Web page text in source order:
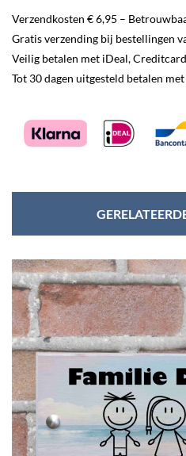
Verzendkosten € 6,95 –
Gratis verzending bij bestellingen
Veilig betalen met iDeal,
Tot 30 dagen uitgesteld betalen